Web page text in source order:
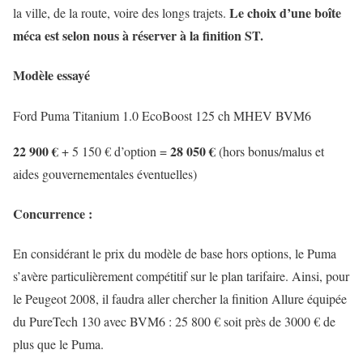
la ville, de la route, voire des longs trajets. Le choix d’une boîte
méca est selon nous à réserver à la finition ST.
Modèle essayé
Ford Puma Titanium 1.0 EcoBoost 125 ch MHEV BVM6
22 900 €+ 5 150 € d’option =28 050 €(hors bonus/malus et
aides gouvernementales éventuelles)
Concurrence :
En considérant le prix du modèle de base hors options, le Puma
s’avère particulièrement compétitif sur le plan tarifaire. Ainsi, pour
le Peugeot 2008, il faudra aller chercher la finition Allure équipée
du PureTech 130 avec BVM6 : 25 800 € soit près de 3000 € de
plus que le Puma.